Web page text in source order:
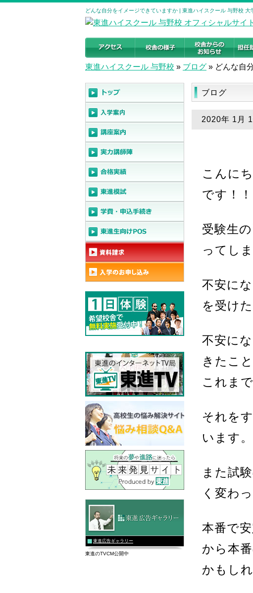
どんな自分をイメージできていますか | 東進ハイスクール 与野校
東進ハイスクール 与野校 » ブログ » どんな自
ブログ
2020年 1月
こんに
です！！
受験生
ってし
不安に
を受け
不安に
きたこ
これま
それを
います。
また試
く変わ
本番で
から本
かもし
東進広告ギャラリー
東進のTVCM公開中